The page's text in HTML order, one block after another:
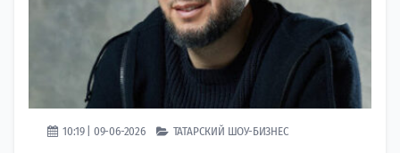
10:19 | 09-06-2026 ТАТАРСКИЙ ШОУ-БИЗНЕС